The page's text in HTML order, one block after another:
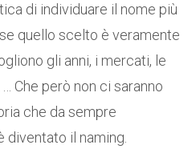
di individuare il nome più
quello scelto è veramente
gli anni, i mercati, le
Che però non ci saranno
che da sempre
diventato il naming.